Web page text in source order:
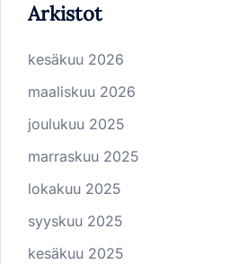
Arkistot
kesäkuu 2026
maaliskuu 2026
joulukuu 2025
marraskuu 2025
lokakuu 2025
syyskuu 2025
kesäkuu 2025